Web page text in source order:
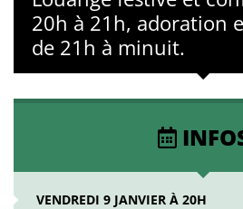
20h à 21h, adoration
de 21h à minuit.
VENDREDI 9 JANVIER À 20H